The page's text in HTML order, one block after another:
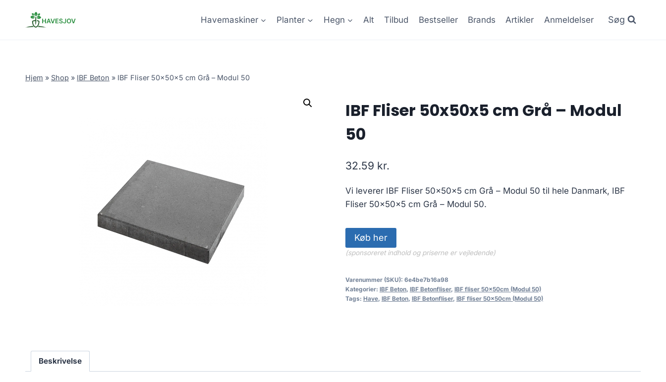
Havemaskiner Planter Hegn Alt Tilbud Bestseller Brands Artikler Anmeldelser Søg
Hjem » Shop » IBF Beton » IBF Fliser 50x50x5 cm Grå – Modul 50
IBF Fliser 50x50x5 cm Grå – Modul
50
32.59 kr.
Vi leverer IBF Fliser 50x50x5 cm Grå – Modul 50 til hele Danmark, IBF
Fliser 50x50x5 cm Grå – Modul 50.
Køb her
(sponsoreret indhold og priserne er vejledende)
Varenummer (SKU): 6e4be7b16a98
Kategorier: IBF Beton, IBF Betonfliser, IBF fliser 50x50cm (Modul 50)
Tags: Have, IBF Beton, IBF Betonfliser, IBF fliser 50x50cm (Modul 50)
Beskrivelse